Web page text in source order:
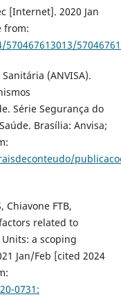
[Internet]. 2020 Jan
from:
(ANVISA).
Série Segurança do
Brasília: Anvisa;
Chiavone FTB,
related to
a scoping
Jan/Feb [cited 2024
0731: